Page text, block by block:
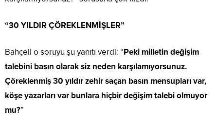
“30 YILDIR ÇÖREKLENMİŞLER”
Bahçeli o soruyu şu yanıtı verdi: “Peki milletin değişim
talebini basın olarak siz neden karşılamıyorsunuz.
Çöreklenmiş 30 yıldır zehir saçan basın mensupları var,
köşe yazarları var bunlara hiçbir değişim talebi olmuyor
mu?”